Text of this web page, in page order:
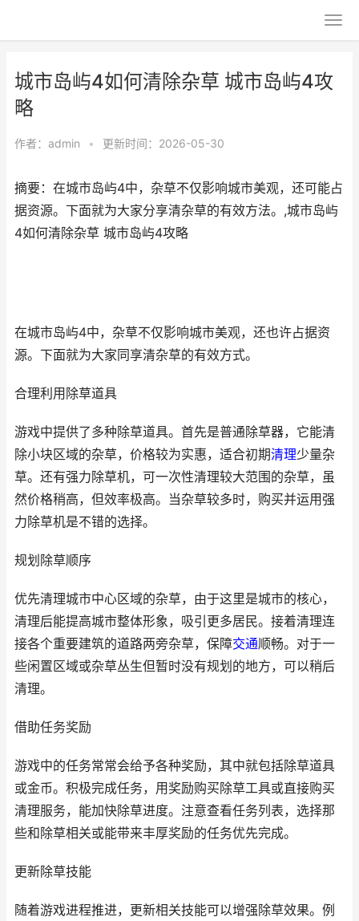
城市岛屿4如何清除杂草 城市岛屿4攻
略
作者： admin • 更新时间：2026-05-30
摘要：在城市岛屿4中，杂草不仅影响城市美观，还可能占
据资源。下面就为大家分享清杂草的有效方法。,城市岛屿
4如何清除杂草 城市岛屿4攻略
在城市岛屿4中，杂草不仅影响城市美观，还也许占据资
源。下面就为大家同享清杂草的有效方式。
合理利用除草道具
游戏中提供了多种除草道具。首先是普通除草器，它能清
除小块区域的杂草，价格较为实惠，适合初期清理少量杂
草。还有强力除草机，可一次性清理较大范围的杂草，虽
然价格稍高，但效率极高。当杂草较多时，购买并运用强
力除草机是不错的选择。
规划除草顺序
优先清理城市中心区域的杂草，由于这里是城市的核心，
清理后能提高城市整体形象，吸引更多居民。接着清理连
接各个重要建筑的道路两旁杂草，保障交通顺畅。对于一
些闲置区域或杂草丛生但暂时没有规划的地方，可以稍后
清理。
借助任务奖励
游戏中的任务常常会给予各种奖励，其中就包括除草道具
或金币。积极完成任务，用奖励购买除草工具或直接购买
清理服务，能加快除草进度。注意查看任务列表，选择那
些和除草相关或能带来丰厚奖励的任务优先完成。
更新除草技能
随着游戏进程推进，更新相关技能可以增强除草效果。例